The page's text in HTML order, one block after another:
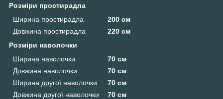
Розміри простирадла
Ширина простирадла
200 см
Довжина простирадла
220 см
Розміри наволочки
Ширина наволочки
70 см
Довжина наволочки
70 см
Ширина другої наволочки
70 см
Довжина другої наволочки
70 см